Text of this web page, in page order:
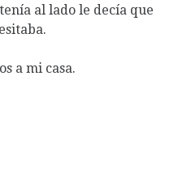
al lado le decía que
a mi casa.